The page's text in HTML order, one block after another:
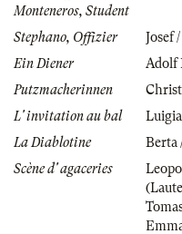
Monteneros, Student
Stephano, Offizier
Josef
Ein Diener
Adolf
Putzmacherinnen
L' invitation au bal
La Diablotine
Berta
Scène d' agaceries